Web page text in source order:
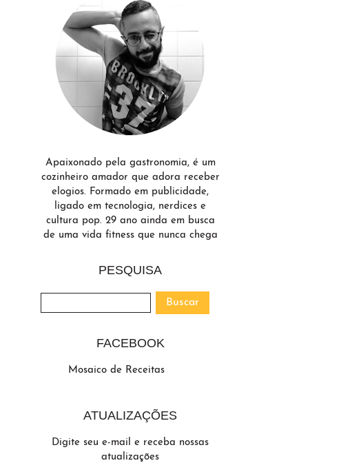
Apaixonado pela gastronomia, é um
cozinheiro amador que adora receber
elogios. Formado em publicidade,
ligado em tecnologia, nerdices e
cultura pop. 29 ano ainda em busca
de uma vida fitness que nunca chega
PESQUISA
FACEBOOK
Mosaico de Receitas
ATUALIZAÇÕES
Digite seu e-mail e receba nossas
atualizações